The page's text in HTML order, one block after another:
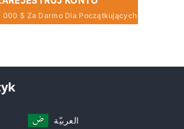
000 $ Za Darmo Dla Początkujących
العربيّة